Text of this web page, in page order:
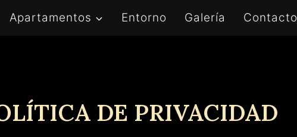
Apartamentos Entorno Galería Contacto
DE PRIVACIDAD